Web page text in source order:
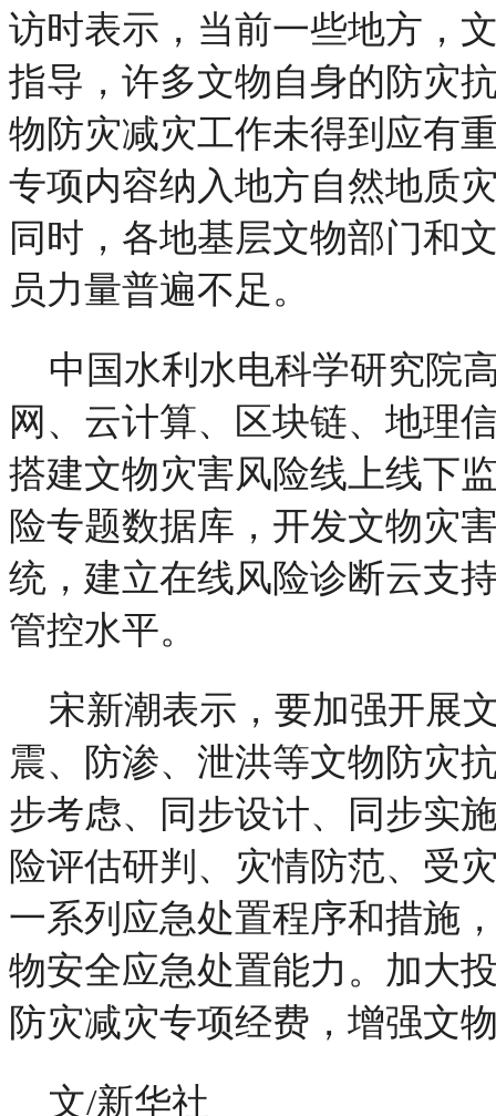
访时表示，当前一些地方，
指导，许多文物自身的防灾
物防灾减灾工作未得到应有
专项内容纳入地方自然地质
同时，各地基层文物部门和
员力量普遍不足。
中国水利水电科学研究院
网、云计算、区块链、地理
搭建文物灾害风险线上线下
险专题数据库，开发文物灾
统，建立在线风险诊断云支
管控水平。
宋新潮表示，要加强开展
震、防渗、泄洪等文物防灾
步考虑、同步设计、同步实
险评估研判、灾情防范、受
一系列应急处置程序和措施
物安全应急处置能力。加大
防灾减灾专项经费，增强文
文/新华社